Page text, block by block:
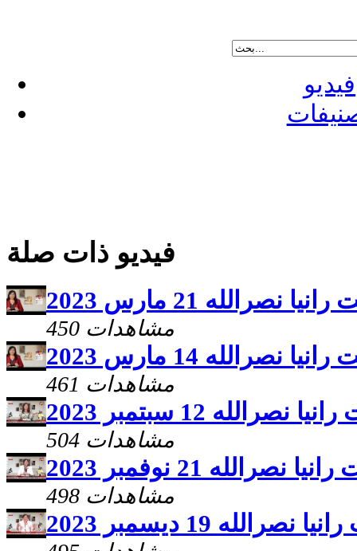
فيديو
فيديو ذات صلة
21 مارس 2023
450 مشاهدات
14 مارس 2023
461 مشاهدات
12 سبتمبر 2023
504 مشاهدات
21 نوفمبر 2023
498 مشاهدات
19 ديسمبر 2023